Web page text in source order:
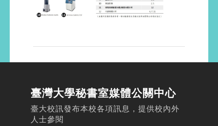
臺灣大學秘書室媒體公關中心
臺大校訊發布本校各項訊息，提供校內外
人士參閱